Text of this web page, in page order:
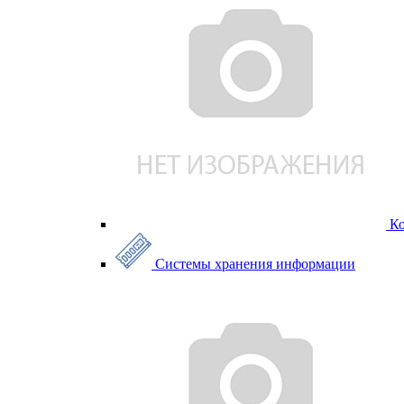
Системы хранения информации